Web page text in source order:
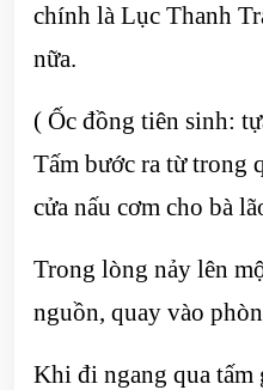
chính là Lục Thanh
nữa.
( Ốc đồng tiên sinh:
Tấm bước ra từ trong
cửa nấu cơm cho bà
Trong lòng nảy lên
nguồn, quay vào
Khi đi ngang qua tấm